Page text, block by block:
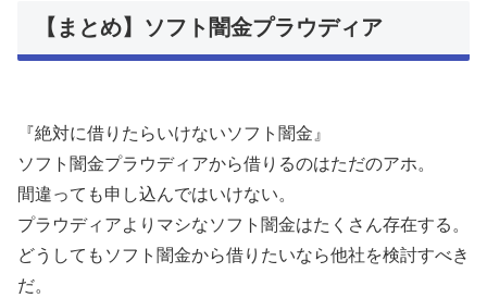
【まとめ】ソフト闇金プラウディア
『絶対に借りたらいけないソフト闇金』
ソフト闇金プラウディアから借りるのはただのアホ。
間違っても申し込んではいけない。
プラウディアよりマシなソフト闇金はたくさん存在する。
どうしてもソフト闇金から借りたいなら他社を検討すべき
だ。